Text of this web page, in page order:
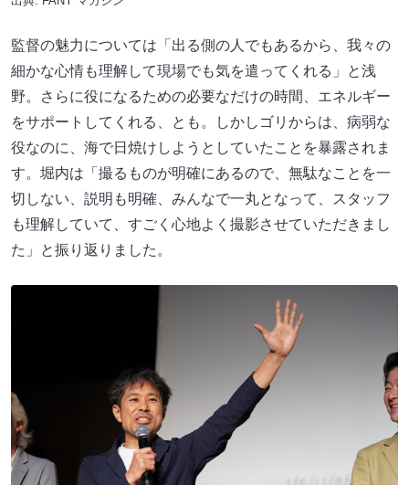
監督の魅力については「出る側の人でもあるから、我々の
細かな心情も理解して現場でも気を遣ってくれる」と浅
野。さらに役になるための必要なだけの時間、エネルギー
をサポートしてくれる、とも。しかしゴリからは、病弱な
役なのに、海で日焼けしようとしていたことを暴露されま
す。堀内は「撮るものが明確にあるので、無駄なことを一
切しない、説明も明確、みんなで一丸となって、スタッフ
も理解していて、すごく心地よく撮影させていただきまし
た」と振り返りました。